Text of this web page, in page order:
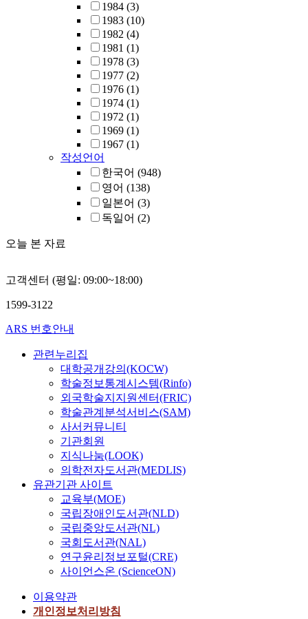
1984 (3)
1983 (10)
1982 (4)
1981 (1)
1978 (3)
1977 (2)
1976 (1)
1974 (1)
1972 (1)
1969 (1)
1967 (1)
작성언어
한국어 (948)
영어 (138)
일본어 (3)
독일어 (2)
오늘 본 자료
고객센터 (평일: 09:00~18:00)
1599-3122
ARS 번호안내
관련누리집
대학공개강의(KOCW)
학술정보통계시스템(Rinfo)
외국학술지지원센터(FRIC)
학술관계분석서비스(SAM)
사서커뮤니티
기관회원
지식나눔(LOOK)
의학전자도서관(MEDLIS)
유관기관 사이트
교육부(MOE)
국립장애인도서관(NLD)
국립중앙도서관(NL)
국회도서관(NAL)
연구윤리정보포털(CRE)
사이언스온 (ScienceON)
이용약관
개인정보처리방침